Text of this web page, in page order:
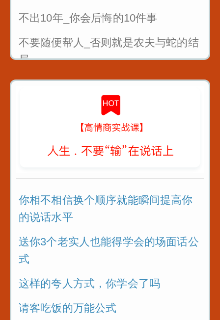
不出10年_你会后悔的10件事
不要随便帮人_否则就是农夫与蛇的结
局
曾国藩4条识人术_教你看人不走眼
对待不同人处世十法则
教你6招_没人能算计你
你相不相信换个顺序就能瞬间提高你
的说话水平
送你3个老实人也能得学会的场面话公
式
这样的夸人方式，你学会了吗
请客吃饭的万能公式